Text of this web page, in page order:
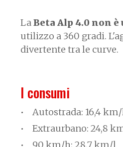
LaBeta Alp 4.0 non è
utilizzo a 360 gradi.
divertente tra le curve.
I consumi
Autostrada: 16,4
Extraurbano: 24,8
90 km/h: 28,7 km/l